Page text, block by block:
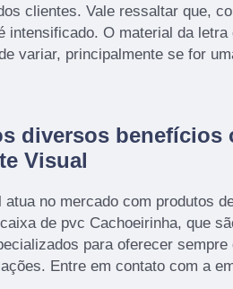
clientes. Vale ressaltar que,
intensificado. O material da
variar, principalmente se for
diversos benefícios
Visual
atua no mercado com produtos
de pvc Cachoeirinha, que
para oferecer sempre
Entre em contato com a